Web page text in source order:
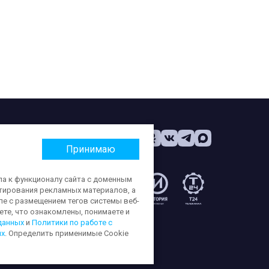
данных
Принимаю
к функционалу сайта с доменным
рекламных материалов, а
с размещением тегов системы веб-
что ознакомлены, понимаете и
и Политики по работе с
. Определить применимые Cookie